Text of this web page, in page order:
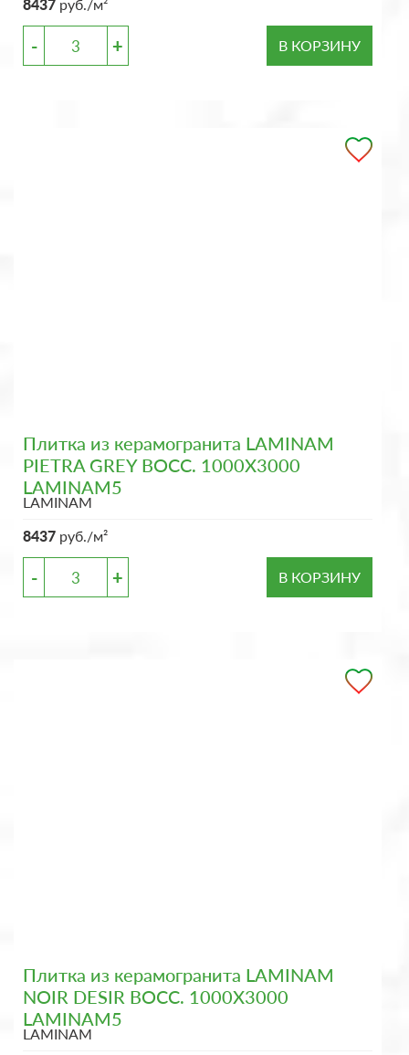
8437 руб./м²
- + В КОРЗИНУ
Плитка из керамогранита LAMINAM
PIETRA GREY BOCC. 1000X3000
LAMINAM5
LAMINAM
8437 руб./м²
- + В КОРЗИНУ
Плитка из керамогранита LAMINAM
NOIR DESIR BOCC. 1000X3000
LAMINAM5
LAMINAM